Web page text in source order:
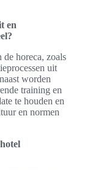
en
de horeca, zoals
uit
worden
training en
te houden en
en normen